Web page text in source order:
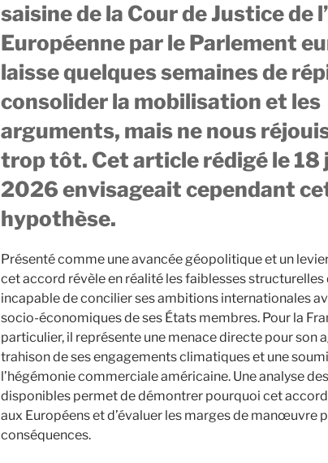
saisine de la Cour de Justice de
Européenne par le Parlement
laisse quelques semaines de
consolider la mobilisation et les
arguments, mais ne nous
trop tôt. Cet article rédigé le 18
2026 envisageait cependant
hypothèse.
Présenté comme une avancée géopolitique et un
cet accord révèle en réalité les faiblesses structurelles
incapable de concilier ses ambitions internationales
socio-économiques de ses États membres. Pour la
particulier, il représente une menace directe pour son
trahison de ses engagements climatiques et une
l’hégémonie commerciale américaine. Une analyse
disponibles permet de démontrer pourquoi cet
aux Européens et d’évaluer les marges de manœuvre
conséquences.